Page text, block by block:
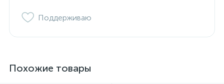
Поддерживаю
Похожие товары